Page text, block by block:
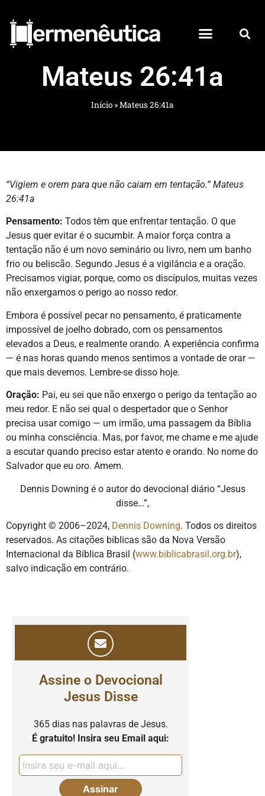
Mateus 26:41a
Início »Mateus 26:41a
“Vigiem e orem para que não caiam em tentação.” Mateus
26:41a
Pensamento: Todos têm que enfrentar tentação. O que
Jesus quer evitar é o sucumbir. A maior força contra a
tentação não é um novo seminário ou livro, nem um banho
frio ou beliscão. Segundo Jesus é a vigilância e a oração.
Precisamos vigiar, porque, como os discípulos, muitas vezes
não enxergamos o perigo ao nosso redor.
Embora é possível pecar no pensamento, é praticamente
impossível de joelho dobrado, com os pensamentos
elevados a Deus, e realmente orando. A experiência confirma
— é nas horas quando menos sentimos a vontade de orar —
que mais devemos. Lembre-se disso hoje.
Oração: Pai, eu sei que não enxergo o perigo da tentação ao
meu redor. E não sei qual o despertador que o Senhor
precisa usar comigo — um irmão, uma passagem da Bíblia
ou minha consciência. Mas, por favor, me chame e me ajude
a escutar quando preciso estar atento e orando. No nome do
Salvador que eu oro. Amem.
Dennis Downing é o autor do devocional diário “Jesus
disse…”,
Copyright © 2006–2024, Dennis Downing. Todos os direitos
reservados. As citações bíblicas são da Nova Versão
Internacional da Bíblica Brasil (www.biblicabrasil.org.br),
salvo indicação em contrário.
Assine o Devocional
Jesus Disse
365 dias nas palavras de Jesus.
É gratuito! Insira seu Email aqui: